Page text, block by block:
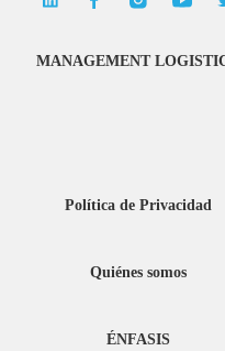
MANAGEMENT
Política de Privacidad
Quiénes somos
ÉNFASIS